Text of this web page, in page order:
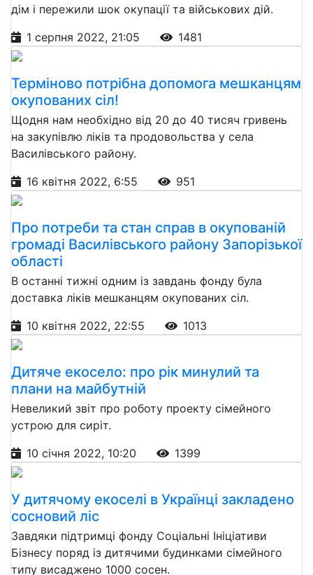
дім і пережили шок окупації та військових дій.
1 серпня 2022, 21:05
1481
Терміново потрібна допомога мешканцям
окупованих сіл!
Щодня нам необхідно від 20 до 40 тисяч гривень
на закупівлю ліків та продовольства у села
Василівського району.
16 квітня 2022, 6:55
951
Про потреби та стан справ в окупованій
громаді Василівського району Запорізької
області
В останні тижні одним із завдань фонду була
доставка ліків мешканцям окупованих сіл.
10 квітня 2022, 22:55
1013
Дитяче екосело: про рік минулий та
плани на майбутній
Невеликий звіт про роботу проекту сімейного
устрою для сиріт.
10 січня 2022, 10:20
1399
У дитячому екоселі в Українці закладено
сосновий ліс
Завдяки підтримці фонду Соціальні Ініціативи
Бізнесу поряд із дитячими будинками сімейного
типу висаджено 1000 сосен.